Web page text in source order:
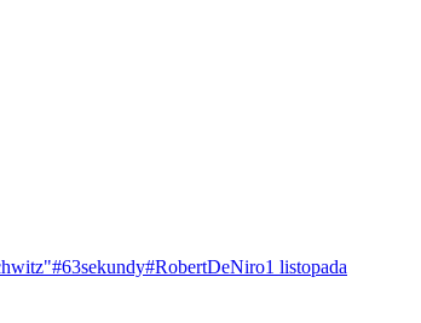
#63sekundy#RobertDeNiro1 listopada